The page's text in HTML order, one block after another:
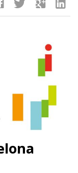
twitter google linkedin